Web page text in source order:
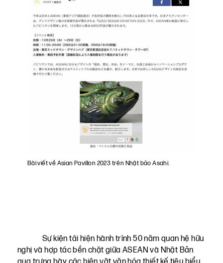
Bài viết về Asian Pavillon 2023 trên Nhật báo Asahi.
Sự kiện tái hiện hành trình 50 năm quan hệ hữu
nghị và hợp tác bền chặt giữa ASEAN và Nhật Bản